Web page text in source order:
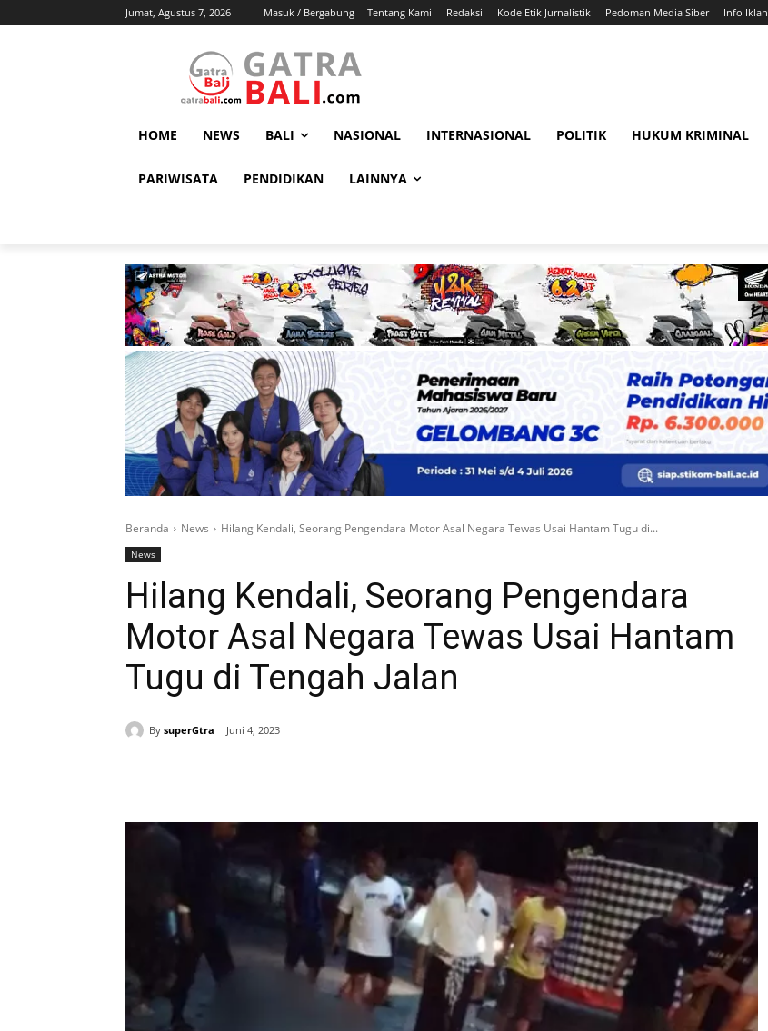
Jumat, Agustus 7, 2026 Masuk / Bergabung Tentang Kami Redaksi Kode Etik Jurnalistik Pedoman Media Siber Info Iklan
HOME NEWS BALI NASIONAL INTERNASIONAL POLITIK HUKUM KRIMINAL
PARIWISATA PENDIDIKAN LAINNYA
Beranda News Hilang Kendali, Seorang Pengendara Motor Asal Negara Tewas Usai Hantam Tugu di...
News
Hilang Kendali, Seorang Pengendara
Motor Asal Negara Tewas Usai Hantam
Tugu di Tengah Jalan
By superGtra Juni 4, 2023